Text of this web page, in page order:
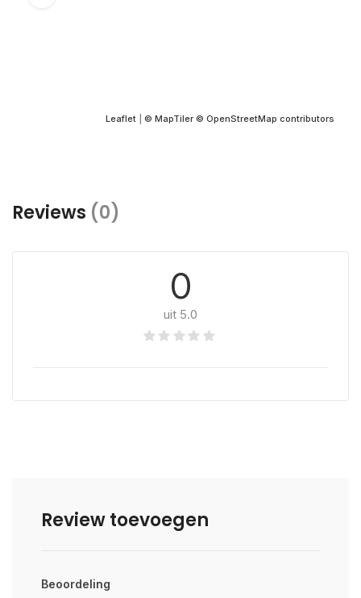
Leaflet © MapTiler © OpenStreetMap contributors
Reviews (0)
0
uit 5.0
Review toevoegen
Beoordeling